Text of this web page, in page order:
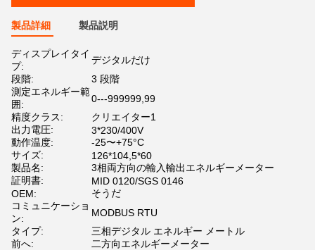
製品詳細 製品説明
ディスプレイタイ
プ:
デジタルだけ
段階:
3 段階
測定エネルギー範
囲:
0---999999,99
精度クラス:
クリエイター1
出力電圧:
3*230/400V
動作温度:
-25〜+75°C
サイズ:
126*104,5*60
製品名:
3相両方向の輸入輸出エネルギーメーター
証明書:
MID 0120/SGS 0146
OEM:
そうだ
コミュニケーショ
ン:
MODBUS RTU
タイプ:
三相デジタル エネルギー メートル
前へ:
二方向エネルギーメーター